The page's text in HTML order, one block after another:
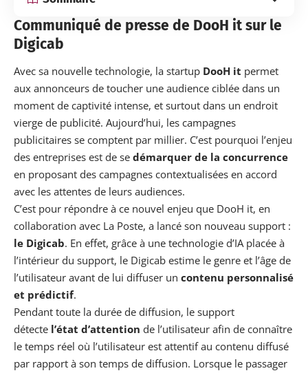
Communiqué de presse de DooH it sur le
Digicab
Avec sa nouvelle technologie, la startup DooH it permet
aux annonceurs de toucher une audience ciblée dans un
moment de captivité intense, et surtout dans un endroit
vierge de publicité. Aujourd’hui, les campagnes
publicitaires se comptent par millier. C’est pourquoi l’enjeu
des entreprises est de se démarquer de la concurrence
en proposant des campagnes contextualisées en accord
avec les attentes de leurs audiences.
C’est pour répondre à ce nouvel enjeu que DooH it, en
collaboration avec La Poste, a lancé son nouveau support :
le Digicab. En effet, grâce à une technologie d’IA placée à
l’intérieur du support, le Digicab estime le genre et l’âge de
l’utilisateur avant de lui diffuser un contenu personnalisé
et prédictif.
Pendant toute la durée de diffusion, le support
détecte l’état d’attention de l’utilisateur afin de connaître
le temps réel où l’utilisateur est attentif au contenu diffusé
par rapport à son temps de diffusion. Lorsque le passager